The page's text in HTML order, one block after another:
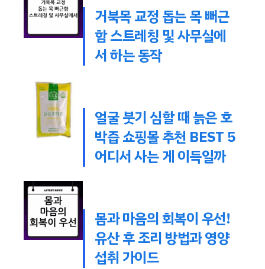
거북목 교정 돕는 목 뻐근
함 스트레칭 및 사무실에
서 하는 동작
얼굴 붓기 심할 때 늙은 호
박즙 쇼핑몰 추천 BEST 5
어디서 사는 게 이득일까
몸과 마음의 회복이 우선!
유산 후 조리 방법과 영양
섭취 가이드